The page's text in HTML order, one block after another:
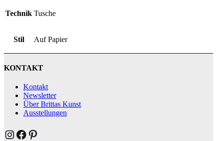
Technik Tusche
Stil Auf Papier
KONTAKT
Kontakt
Newsletter
Über Brittas Kunst
Ausstellungen
Brittas Kunst Instagram
Brittas Kunst bei Facebook
Brittas Kunst at Pinterest